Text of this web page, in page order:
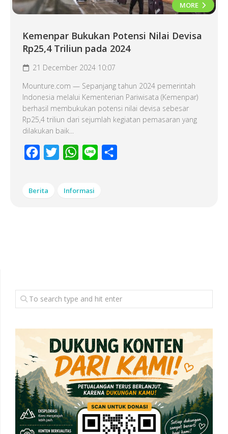
MORE
Kemenpar Bukukan Potensi Nilai Devisa
Rp25,4 Triliun pada 2024
21 December 2024 10:07
Mounture.com — Sepanjang tahun 2024 pemerintah
Indonesia melalui Kementerian Pariwisata (Kemenpar)
berhasil membukukan potensi nilai devisa sebesar
Rp25,4 triliun dari sejumlah kegiatan pemasaran yang
dilakukan baik...
Facebook
Twitter WhatsApp
Line
Berita Informasi